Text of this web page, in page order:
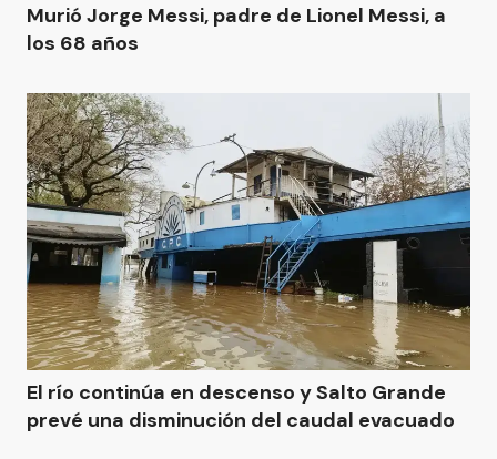
Murió Jorge Messi, padre de Lionel Messi, a
los 68 años
El río continúa en descenso y Salto Grande
prevé una disminución del caudal evacuado